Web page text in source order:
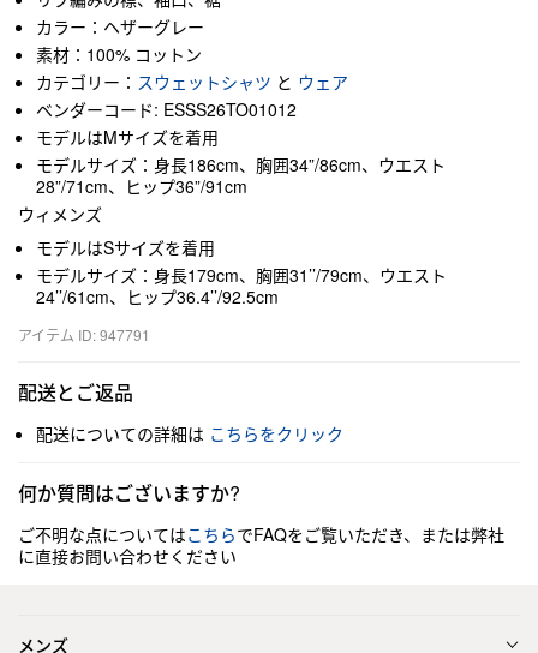
カラー：ヘザーグレー
素材：100% コットン
カテゴリー： スウェットシャツ と ウェア
ベンダーコード: ESSS26TO01012
モデルはMサイズを着用
モデルサイズ：身長186cm、胸囲34”/86cm、ウエスト
28”/71cm、ヒップ36”/91cm
ウィメンズ
モデルはSサイズを着用
モデルサイズ：身長179cm、胸囲31’’/79cm、ウエスト
24’’/61cm、ヒップ36.4’’/92.5cm
アイテム ID: 947791
配送とご返品
配送についての詳細は こちらをクリック
何か質問はございますか?
ご不明な点についてはこちらでFAQをご覧いただき、または弊社
に直接お問い合わせください
メンズ